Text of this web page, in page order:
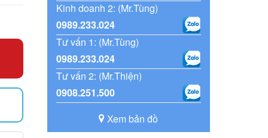
Kinh doanh 2: (Mr.Tùng)
0989.233.024
Tư vấn 1: (Mr.Tùng)
0989.233.024
Tư vấn 2: (Mr.Thiện)
0908.251.500
Xem bản đồ